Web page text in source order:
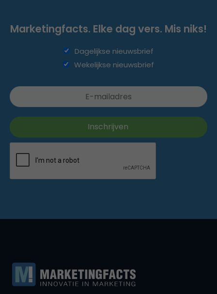
Marketingfacts. Elke dag vers. Mis niks!
Dagelijkse nieuwsbrief
Wekelijkse nieuwsbrief